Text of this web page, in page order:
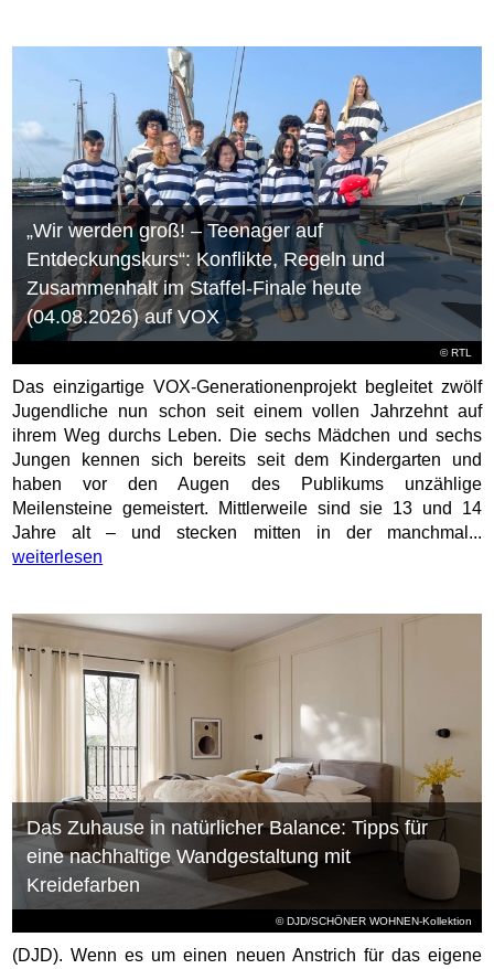
© RTL
„Wir werden groß! – Teenager auf
Entdeckungskurs“: Konflikte, Regeln und
Zusammenhalt im Staffel-Finale heute
(04.08.2026) auf VOX
Das einzigartige VOX-Generationenprojekt begleitet zwölf
Jugendliche nun schon seit einem vollen Jahrzehnt auf
ihrem Weg durchs Leben. Die sechs Mädchen und sechs
Jungen kennen sich bereits seit dem Kindergarten und
haben vor den Augen des Publikums unzählige
Meilensteine gemeistert. Mittlerweile sind sie 13 und 14
Jahre alt – und stecken mitten in der manchmal...
weiterlesen
© DJD/SCHÖNER WOHNEN-Kollektion
Das Zuhause in natürlicher Balance: Tipps für
eine nachhaltige Wandgestaltung mit
Kreidefarben
(DJD). Wenn es um einen neuen Anstrich für das eigene